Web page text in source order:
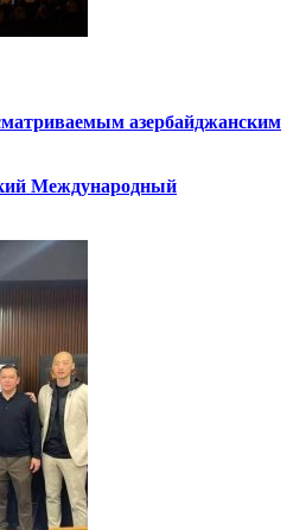
азербайджанским
Международный